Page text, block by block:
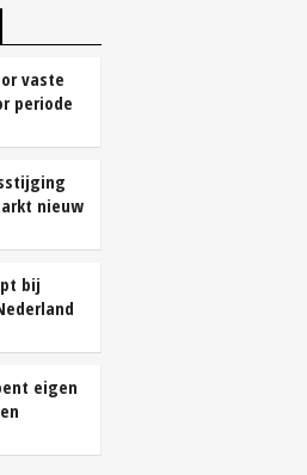
vaste
periode
nieuw
bij
eigen